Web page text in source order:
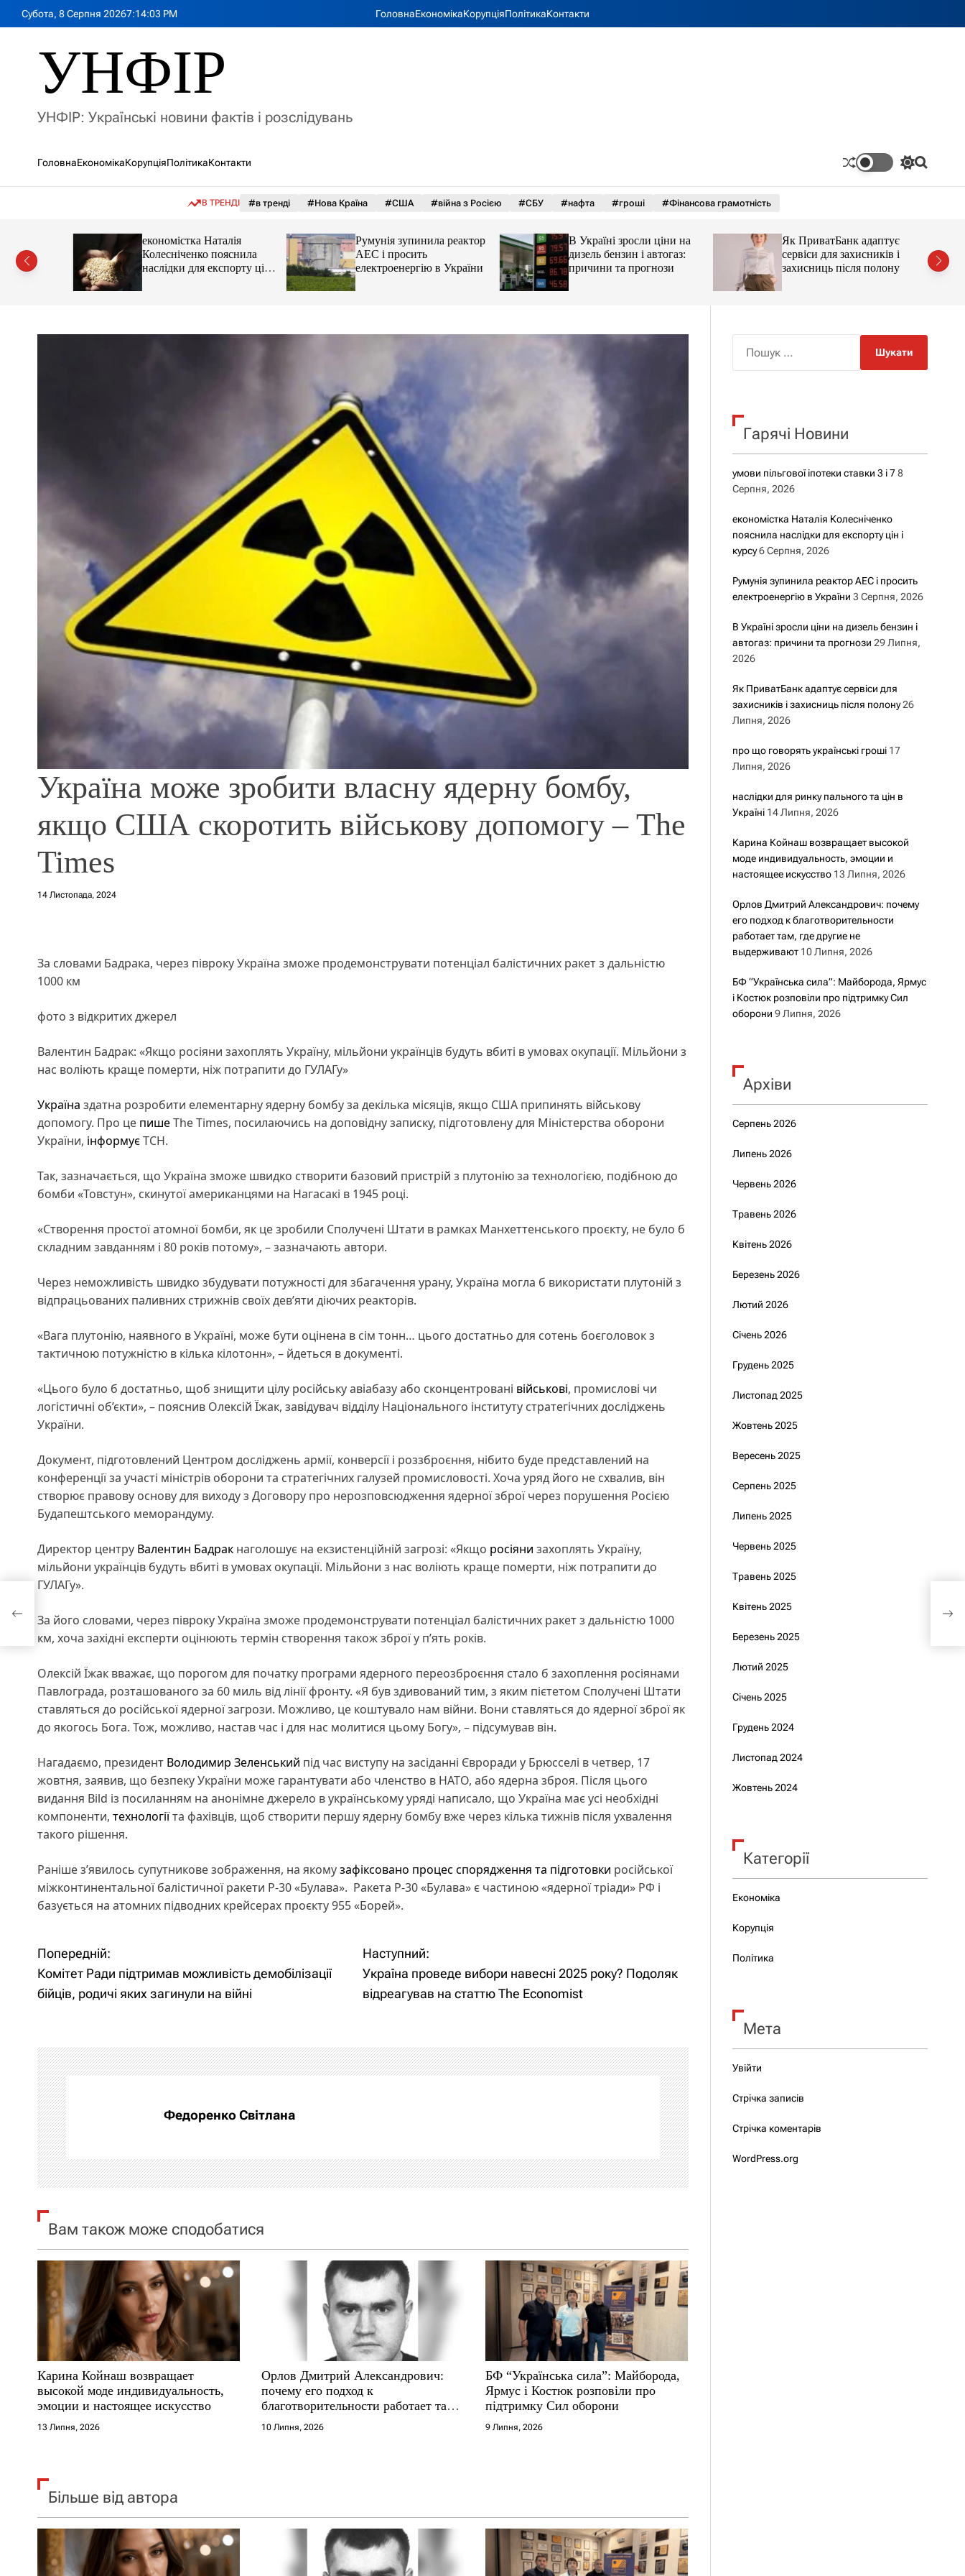
Субота, 8 Серпня 20267:14:05 PM ГоловнаЕкономікаКорупціяПолітикаКонтакти
УНФІР
УНФІР: Українські новини фактів і розслідувань
ГоловнаЕкономікаКорупціяПолітикаКонтакти
П
к
а
ч
р
о
у
П
В ТРЕНДІ #в тренді #Нова Країна #США #війна з Росією #СБУ #нафта #гроші #Фінансова грамотність
економістка Наталія
Колесніченко пояснила
наслідки для експорту цін і
курсу
Румунія зупинила реактор
АЕС і просить
електроенергію в України
В Україні зросли ціни на
дизель бензин і автогаз:
причини та прогнози
Як ПриватБанк адаптує
сервіси для захисників і
захисниць після полону
Україна може зробити власну ядерну бомбу,
якщо США скоротить військову допомогу – The
Times
14 Листопада, 2024
За словами Бадрака, через півроку Україна зможе продемонструвати потенціал балістичних ракет з дальністю
1000 км
фото з відкритих джерел
Валентин Бадрак: «Якщо росіяни захоплять Україну, мільйони українців будуть вбиті в умовах окупації. Мільйони з
нас воліють краще померти, ніж потрапити до ГУЛАГу»
Україна здатна розробити елементарну ядерну бомбу за декілька місяців, якщо США припинять військову
допомогу. Про це пишеThe Times, посилаючись на доповідну записку, підготовлену для Міністерства оборони
України, інформуєТСН.
Так, зазначається, що Україна зможе швидко створити базовий пристрій з плутонію за технологією, подібною до
бомби «Товстун», скинутої американцями на Нагасакі в 1945 році.
«Створення простої атомної бомби, як це зробили Сполучені Штати в рамках Манхеттенського проєкту, не було б
складним завданням і 80 років потому», – зазначають автори.
Через неможливість швидко збудувати потужності для збагачення урану, Україна могла б використати плутоній з
відпрацьованих паливних стрижнів своїх дев’яти діючих реакторів.
«Вага плутонію, наявного в Україні, може бути оцінена в сім тонн… цього достатньо для сотень боєголовок з
тактичною потужністю в кілька кілотонн», – йдеться в документі.
«Цього було б достатньо, щоб знищити цілу російську авіабазу або сконцентровані військові, промислові чи
логістичні об’єкти», – пояснив Олексій Їжак, завідувач відділу Національного інституту стратегічних досліджень
України.
Документ, підготовлений Центром досліджень армії, конверсії і роззброєння, нібито буде представлений на
конференції за участі міністрів оборони та стратегічних галузей промисловості. Хоча уряд його не схвалив, він
створює правову основу для виходу з Договору про нерозповсюдження ядерної зброї через порушення Росією
Будапештського меморандуму.
Директор центру Валентин Бадрак наголошує на екзистенційній загрозі: «Якщо росіяни захоплять Україну,
мільйони українців будуть вбиті в умовах окупації. Мільйони з нас воліють краще померти, ніж потрапити до
ГУЛАГу».
За його словами, через півроку Україна зможе продемонструвати потенціал балістичних ракет з дальністю 1000
км, хоча західні експерти оцінюють термін створення також зброї у п’ять років.
Олексій Їжак вважає, що порогом для початку програми ядерного переозброєння стало б захоплення росіянами
Павлограда, розташованого за 60 миль від лінії фронту. «Я був здивований тим, з яким пієтетом Сполучені Штати
ставляться до російської ядерної загрози. Можливо, це коштувало нам війни. Вони ставляться до ядерної зброї як
до якогось Бога. Тож, можливо, настав час і для нас молитися цьому Богу», – підсумував він.
Нагадаємо, президент Володимир Зеленський під час виступу на засіданні Євроради у Брюсселі в четвер, 17
жовтня, заявив, що безпеку України може гарантувати або членство в НАТО, або ядерна зброя. Після цього
видання Bild із посиланням на анонімне джерело в українському уряді написало, що Україна має усі необхідні
компоненти, технологіїта фахівців, щоб створити першу ядерну бомбу вже через кілька тижнів після ухвалення
такого рішення.
Раніше з’явилось супутникове зображення, на якомузафіксовано процес спорядження та підготовки російської
міжконтинентальної балістичної ракети Р-30 «Булава». Ракета Р-30 «Булава» є частиною «ядерної тріади» РФ і
базується на атомних підводних крейсерах проєкту 955 «Борей».
Н
а
і
г
а
ц
і
я
а
п
и
с
і
в
Попередній:
Комітет Ради підтримав можливість демобілізації
бійців, родичі яких загинули на війні
Наступний:
Україна проведе вибори навесні 2025 року? Подоляк
відреагував на статтю The Economist
Федоренко Світлана
Вам також може сподобатися
Карина Койнаш возвращает
высокой моде индивидуальность,
эмоции и настоящее искусство
13 Липня, 2026
Орлов Дмитрий Александрович:
почему его подход к
благотворительности работает там,
где другие не выдерживают
10 Липня, 2026
БФ “Українська сила”: Майборода,
Ярмус і Костюк розповіли про
підтримку Сил оборони
9 Липня, 2026
Більше від автора
к
Гарячі Новини
умови пільгової іпотеки ставки 3 і 7 8
Серпня, 2026
економістка Наталія Колесніченко
пояснила наслідки для експорту цін і
курсу 6 Серпня, 2026
Румунія зупинила реактор АЕС і просить
електроенергію в України 3 Серпня, 2026
В Україні зросли ціни на дизель бензин і
автогаз: причини та прогнози 29 Липня,
2026
Як ПриватБанк адаптує сервіси для
захисників і захисниць після полону 26
Липня, 2026
про що говорять українські гроші 17
Липня, 2026
наслідки для ринку пального та цін в
Україні 14 Липня, 2026
Карина Койнаш возвращает высокой
моде индивидуальность, эмоции и
настоящее искусство 13 Липня, 2026
Орлов Дмитрий Александрович: почему
его подход к благотворительности
работает там, где другие не
выдерживают 10 Липня, 2026
БФ “Українська сила”: Майборода, Ярмус
і Костюк розповіли про підтримку Сил
оборони 9 Липня, 2026
Архіви
Серпень 2026
Липень 2026
Червень 2026
Травень 2026
Квітень 2026
Березень 2026
Лютий 2026
Січень 2026
Грудень 2025
Листопад 2025
Жовтень 2025
Вересень 2025
Серпень 2025
Липень 2025
Червень 2025
Травень 2025
Квітень 2025
Березень 2025
Лютий 2025
Січень 2025
Грудень 2024
Листопад 2024
Жовтень 2024
Категорії
Економіка
Корупція
Політика
Мета
Увійти
Стрічка записів
Стрічка коментарів
WordPress.org